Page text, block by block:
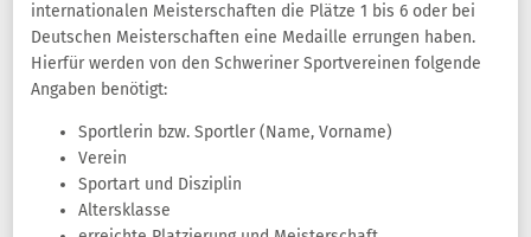
internationalen Meisterschaften die Plätze 1 bis 6 oder bei
Deutschen Meisterschaften eine Medaille errungen haben.
Hierfür werden von den Schweriner Sportvereinen folgende
Angaben benötigt:
Sportlerin bzw. Sportler (Name, Vorname)
Verein
Sportart und Disziplin
Altersklasse